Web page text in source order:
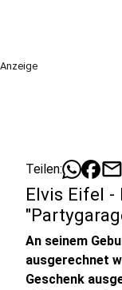
Anzeige
Teilen: mail
Elvis Eifel -
An seinem
ausgerechnet
Geschenk